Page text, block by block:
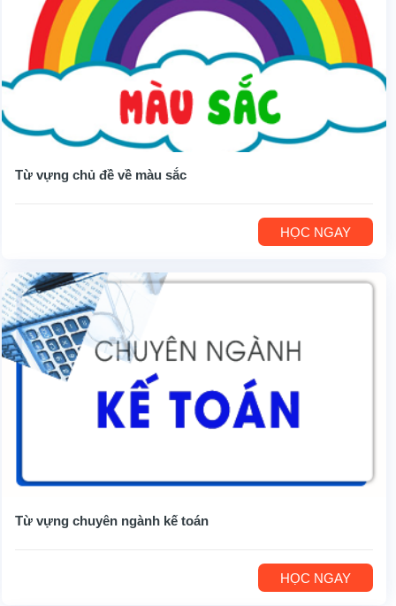
Từ vựng chủ đề về màu sắc
HỌC NGAY
Từ vựng chuyên ngành kế toán
HỌC NGAY